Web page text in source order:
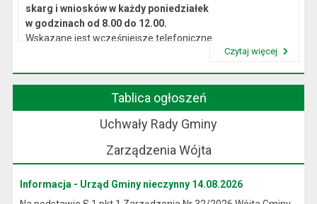
skarg i wniosków w każdy poniedziałek
w godzinach od 8.00 do 12.00.
Wskazane jest wcześniejsze telefoniczne
Czytaj więcej
Tablica ogłoszeń
Uchwały Rady Gminy
Zarządzenia Wójta
Informacja - Urząd Gminy nieczynny 14.08.2026